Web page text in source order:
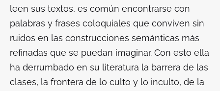
leen sus textos, es común encontrarse con
palabras y frases coloquiales que conviven sin
ruidos en las construcciones semánticas más
refinadas que se puedan imaginar. Con esto ella
ha derrumbado en su literatura la barrera de las
clases, la frontera de lo culto y lo inculto, de la